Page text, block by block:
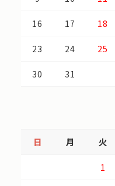
16 17 18
23 24 25
30 31
日 月 火
1